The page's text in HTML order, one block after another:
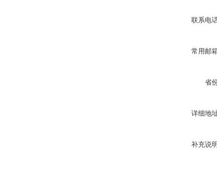
联系电
常用邮
省
详细地
补充说